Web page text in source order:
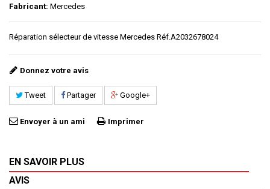
Fabricant: Mercedes
Réparation sélecteur de vitesse Mercedes Réf.A2032678024
Donnez votre avis
Tweet Partager Google+
Envoyer à un ami Imprimer
EN SAVOIR PLUS
AVIS